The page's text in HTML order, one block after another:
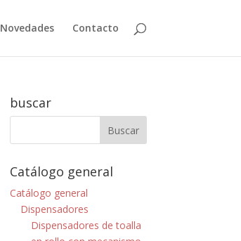
Novedades Contacto
buscar
Catálogo general
Catálogo general
Dispensadores
Dispensadores de toalla